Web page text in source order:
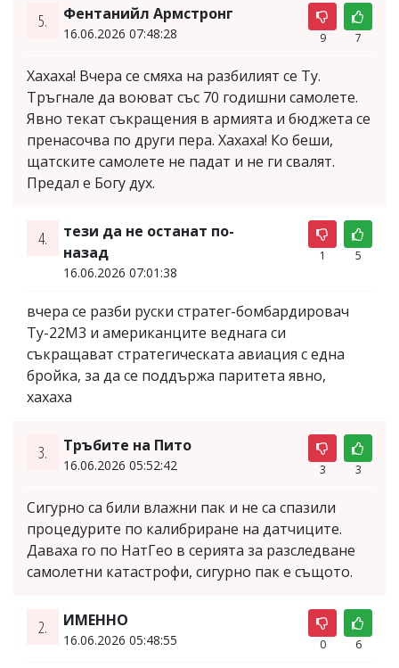
5. Фентанийл Армстронг
16.06.2026 07:48:28 9 7
Хахаха! Вчера се смяха на разбилият се Ту.
Тръгнале да воюват със 70 годишни самолете.
Явно текат съкращения в армията и бюджета се
пренасочва по други пера. Хахаха! Ко беши,
щатските самолете не падат и не ги свалят.
Предал е Богу дух.
4.
тези да не останат по-
назад
16.06.2026 07:01:38
1 5
вчера се разби руски стратег-бомбардировач
Ту-22М3 и американците веднага си
съкращават стратегическата авиация с една
бройка, за да се поддържа паритета явно,
хахаха
3. Тръбите на Пито
16.06.2026 05:52:42 3 3
Сигурно са били влажни пак и не са спазили
процедурите по калибриране на датчиците.
Даваха го по НатГео в серията за разследване
самолетни катастрофи, сигурно пак е същото.
2. ИМЕННО
16.06.2026 05:48:55 0 6